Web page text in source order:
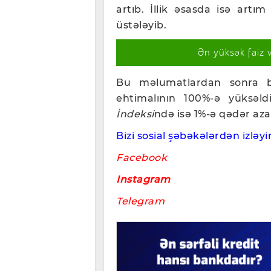
artıb. İllik əsasda isə
üstələyib.
Ən yüksək faiz
Bu məlumatlardan sonra
ehtimalının 100%-ə
İndeksində isə 1%-ə qədər
Bizi sosial şəbəkələrdən
Facebook
Instagram
Telegram